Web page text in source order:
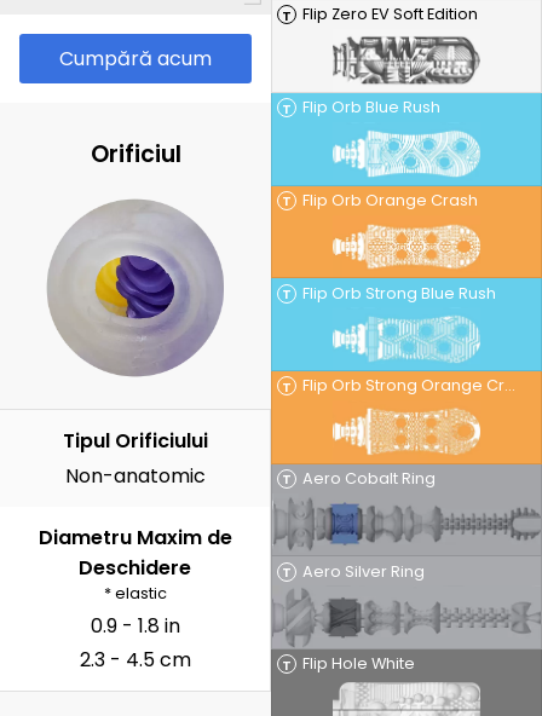
T Flip Zero EV Soft Edition
T Flip Orb Blue Rush
T Flip Orb Orange Crash
T Flip Orb Strong Blue Rush
T Flip Orb Strong Orange Crash
T Aero Cobalt Ring
T Aero Silver Ring
T Flip Hole White
Cumpără acum
Orificiul
Tipul Orificiului
Non-anatomic
Diametru Maxim de
Deschidere
* elastic
0.9 - 1.8 in
2.3 - 4.5 cm